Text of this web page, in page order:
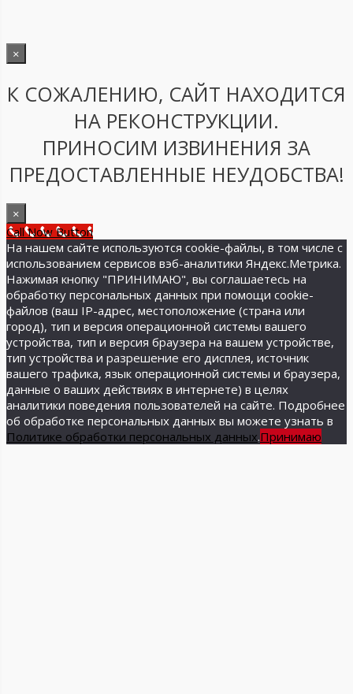
×
К СОЖАЛЕНИЮ, САЙТ НАХОДИТСЯ
НА РЕКОНСТРУКЦИИ.
ПРИНОСИМ ИЗВИНЕНИЯ ЗА
ПРЕДОСТАВЛЕННЫЕ НЕУДОБСТВА!
×
Call Now Button
На нашем сайте используются cookie-файлы, в том числе с
использованием сервисов вэб-аналитики Яндекс.Метрика.
Нажимая кнопку "ПРИНИМАЮ", вы соглашаетесь на
обработку персональных данных при помощи cookie-
файлов (ваш IP-адрес, местоположение (страна или
город), тип и версия операционной системы вашего
устройства, тип и версия браузера на вашем устройстве,
тип устройства и разрешение его дисплея, источник
вашего трафика, язык операционной системы и браузера,
данные о ваших действиях в интернете) в целях
аналитики поведения пользователей на сайте. Подробнее
об обработке персональных данных вы можете узнать в
Политике обработки персональных данных.Принимаю